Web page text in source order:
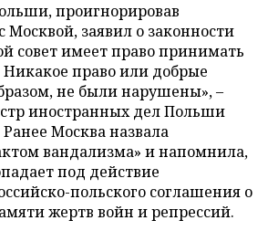
проигнорировав
Москвой, заявил о законности
совет имеет право принимать
право или добрые
не были нарушены», –
иностранных дел Польши
Москва назвала
вандализма» и напомнила,
под действие
польского соглашения о
жертв войн и репрессий.